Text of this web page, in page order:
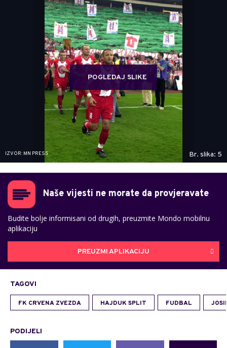
POGLEDAJ SLIKE
IZVOR: MN PRESS Br. slika: 5
Naše vijesti ne morate da provjeravate
Budite bolje informisani od drugih, preuzmite Mondo mobilnu
aplikaciju
PREUZMI APLIKACIJU
TAGOVI
FK CRVENA ZVEZDA HAJDUK SPLIT FUDBAL
PODIJELI